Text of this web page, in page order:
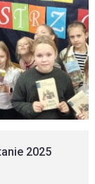
2025